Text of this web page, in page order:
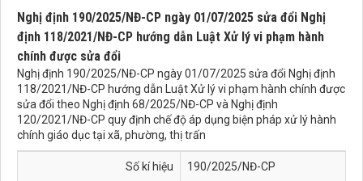
Nghị định 190/2025/NĐ-CP ngày 01/07/2025 sửa đổi Nghị
định 118/2021/NĐ-CP hướng dẫn Luật Xử lý vi phạm hành
chính được sửa đổi
Nghị định 190/2025/NĐ-CP ngày 01/07/2025 sửa đổi Nghị định
118/2021/NĐ-CP hướng dẫn Luật Xử lý vi phạm hành chính được
sửa đổi theo Nghị định 68/2025/NĐ-CP và Nghị định
120/2021/NĐ-CP quy định chế độ áp dụng biện pháp xử lý hành
chính giáo dục tại xã, phường, thị trấn
Số kí hiệu 190/2025/NĐ-CP